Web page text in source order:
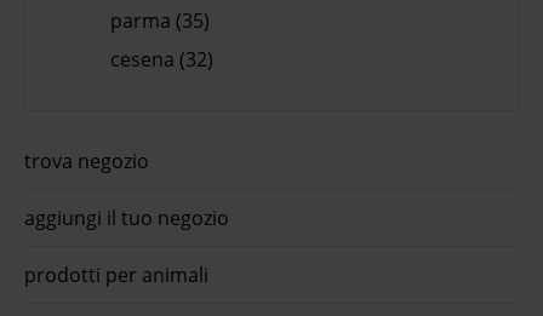
parma (35)
cesena (32)
trova negozio
aggiungi il tuo negozio
prodotti per animali